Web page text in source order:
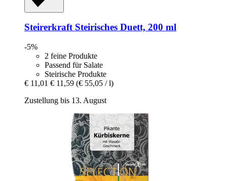
SteirerkraftSteirisches Duett, 200 ml
-5%
2 feine Produkte
Passend für Salate
Steirische Produkte
€ 11,01 € 11,59 (€ 55,05 / l)
Zustellung bis 13. August